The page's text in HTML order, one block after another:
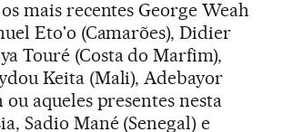
mais recentes George Weah
Eto'o (Camarões), Didier
Touré (Costa do Marfim),
Keita (Mali), Adebayor
ou aqueles presentes nesta
Sadio Mané (Senegal) e